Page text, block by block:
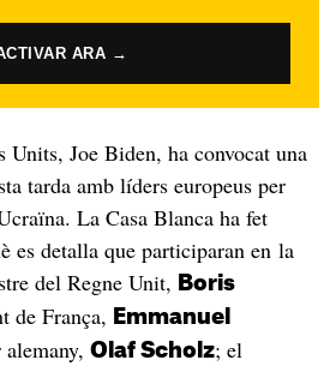
ARA →
Units, Joe Biden, ha convocat una
tarda amb líders europeus per
La Casa Blanca ha fet
es detalla que participaran en la
del Regne Unit, Boris
de França, Emmanuel
Olaf Scholz; el